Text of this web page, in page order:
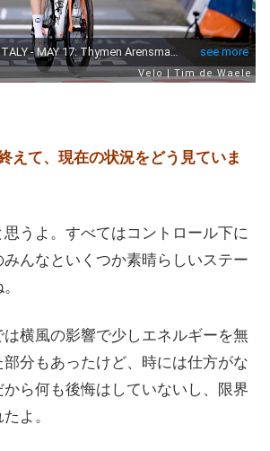
えて、現在の状況をどう見ていま
うよ。すべてはコントロール下に
んなといくつか素晴らしいステー
横風の影響で少しエネルギーを無
分もあったけど、時には仕方がな
ら何も後悔はしていないし、限界
よ。